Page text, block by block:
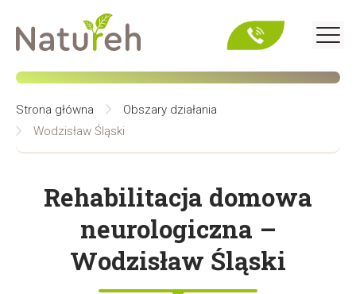
Strona główna
Obszary działania
Wodzisław Śląski
Rehabilitacja domowa
neurologiczna –
Wodzisław Śląski